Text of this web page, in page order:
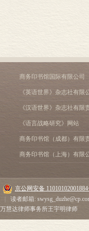
第二章 价值
第四章 资本
第五章 工资
第六章 剩余价值
第七章 地租
第八章 人口律――马尔
第九章 人口律――车尔
第十章 危机
第十一章 结论
普列汉诺夫生平简介
商务印书馆国际有限公司
《英语世界》杂志社有限
《汉语世界》杂志社有限
《语言战略研究》网站
商务印书馆（成都）有限
商务印书馆（上海）有限
京公网安备
读者邮箱:
慧达律师事务所王宇明律师